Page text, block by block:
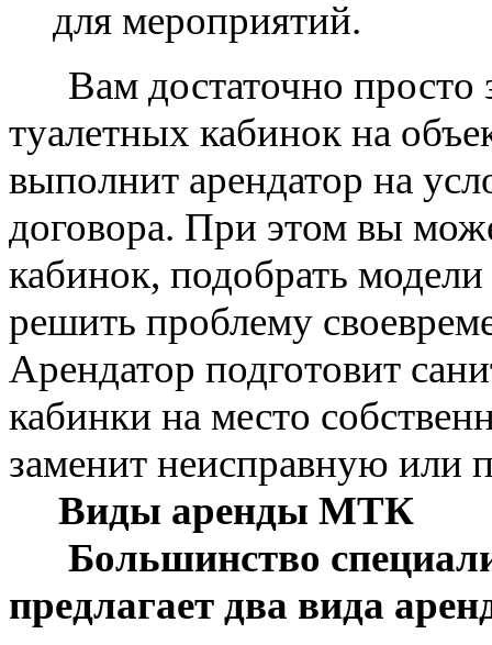
для мероприятий.
Вам достаточно просто
туалетных кабинок на
выполнит арендатор на
договора. При этом вы
кабинок, подобрать
решить проблему
Арендатор подготовит
кабинки на место
заменит неисправную
Виды аренды МТК
Большинство
предлагает два вида